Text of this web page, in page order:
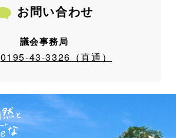
お問い合わせ
議会事務局
0195-43-3326（直通）